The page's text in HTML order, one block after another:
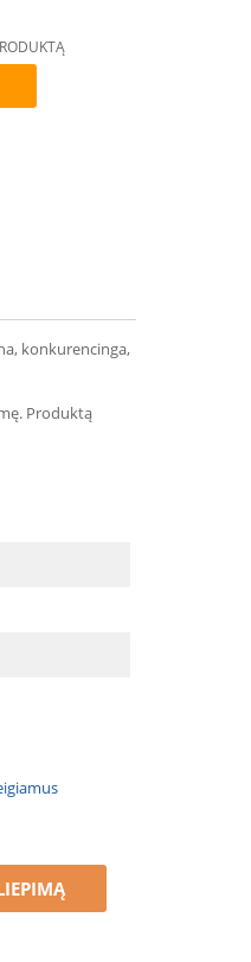
konkurencinga,
Produktą